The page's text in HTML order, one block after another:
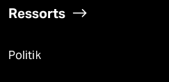
Ressorts
Politik